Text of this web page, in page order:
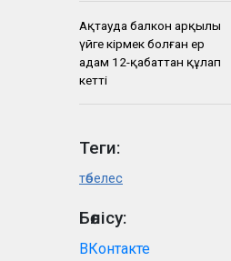
Ақтауда балкон арқылы
үйге кірмек болған ер
адам 12-қабаттан құлап
кетті
Теги:
төбелес
Бөлісу:
ВКонтакте